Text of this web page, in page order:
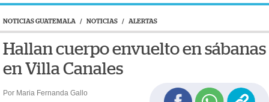
NOTICIAS GUATEMALA / NOTICIAS / ALERTAS
Hallan cuerpo envuelto en sábanas
en Villa Canales
Por Maria Fernanda Gallo